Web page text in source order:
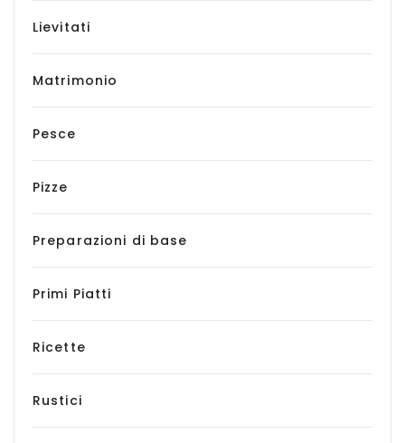
Lievitati
Matrimonio
Pesce
Pizze
Preparazioni di base
Primi Piatti
Ricette
Rustici